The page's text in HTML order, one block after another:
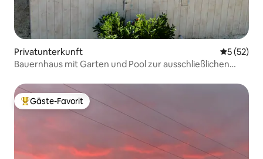
Privatunterkunft
5 (52)
Bauernhaus mit Garten und Pool zur ausschließlichen
Beliebter Gäste-Favorit.
Gäste-Favorit